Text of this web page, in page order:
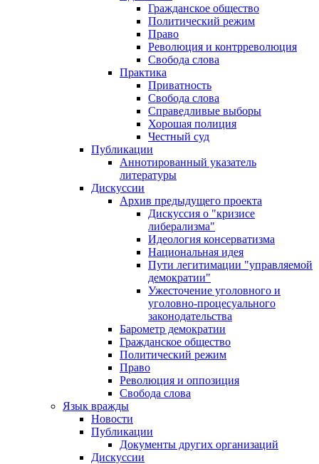
Гражданское общество
Политический режим
Право
Революция и контрреволюция
Свобода слова
Практика
Приватность
Свобода слова
Справедливые выборы
Хорошая полиция
Честный суд
Публикации
Аннотированный указатель
литературы
Дискуссии
Архив предыдущего проекта
Дискуссия о "кризисе
либерализма"
Идеология консерватизма
Национальная идея
Пути легитимации "управляемой
демократии"
Ужесточение уголовного и
уголовно-процесуального
законодательства
Барометр демократии
Гражданское общество
Политический режим
Право
Революция и оппозиция
Свобода слова
Язык вражды
Новости
Публикации
Документы других организаций
Дискуссии